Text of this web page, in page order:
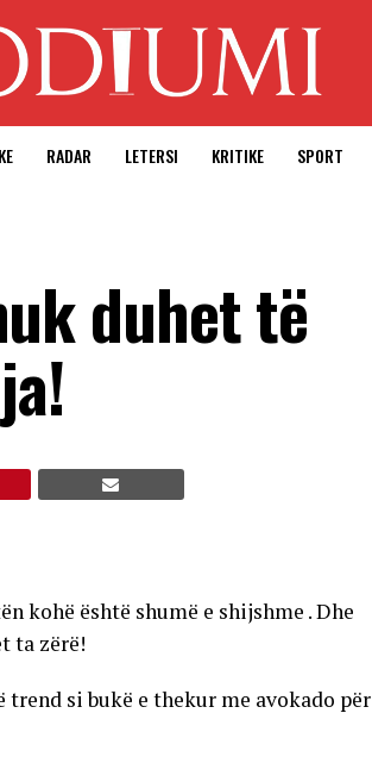
RADAR LETERSI KRITIKE SPORT
duhet të
kohë është shumë e shijshme . Dhe
ta zërë!
si bukë e thekur me avokado për